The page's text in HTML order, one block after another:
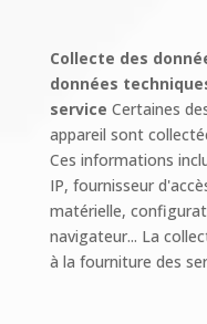
Collecte des
données
service Certaines
appareil sont
Ces informations
IP, fournisseur
matérielle,
navigateur... La
à la fourniture des